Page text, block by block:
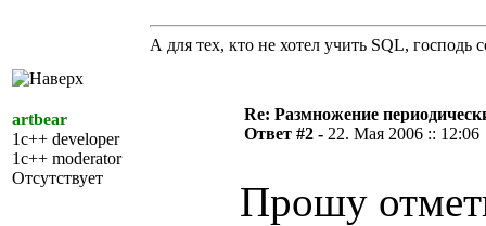
А для тех, кто не хотел учить SQL, господь
artbear
1c++ developer
1c++ moderator
Отсутствует
Re: Размножение
Ответ #2 - 22. Мая 2006 :: 12:06
Прошу